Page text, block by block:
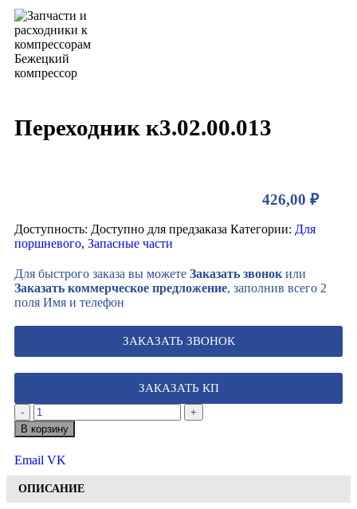
Переходник к3.02.00.013
426,00 ₽
Доступность: Доступно для предзаказа Категории: Для
поршневого, Запасные части
Для быстрого заказа вы можете Заказать звонок или
Заказать коммерческое предложение, заполнив всего 2
поля Имя и телефон
ЗАКАЗАТЬ ЗВОНОК
ЗАКАЗАТЬ КП
-
+
В корзину
Email VK
ОПИСАНИЕ